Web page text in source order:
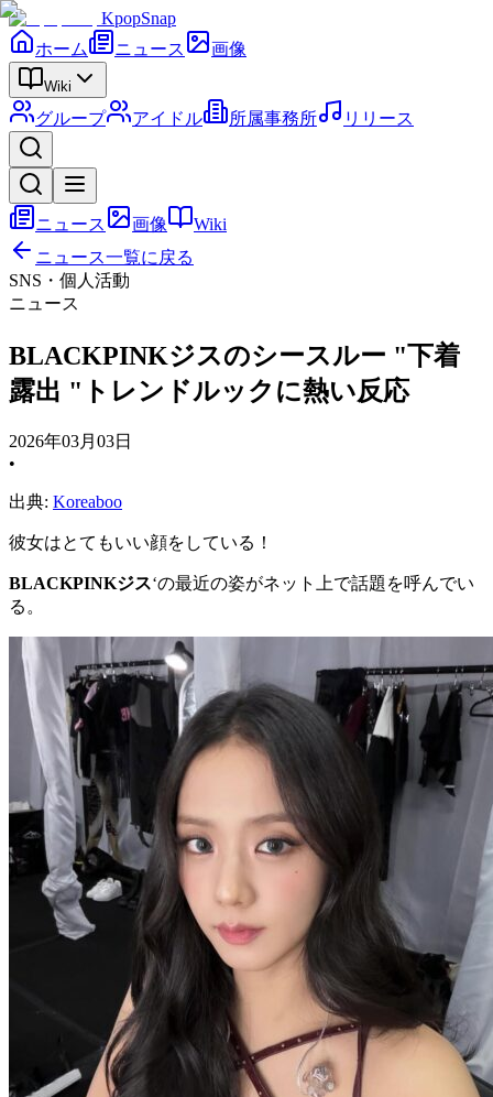
KpopSnap
ホーム
ニュース 画像
Wiki
グループ アイドル 所属事務所 リリース
ニュース 画像
Wiki
ニュース一覧に戻る
SNS・個人活動
ニュース
BLACKPINKジスのシースルー "下着
露出 "トレンドルックに熱い反応
2026年03月03日
•
出典: Koreaboo
彼女はとてもいい顔をしている！
BLACKPINKジス‘の最近の姿がネット上で話題を呼んでい
る。